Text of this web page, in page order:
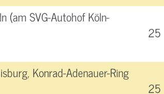
(am SVG-Autohof Köln-
25
Konrad-Adenauer-Ring
25